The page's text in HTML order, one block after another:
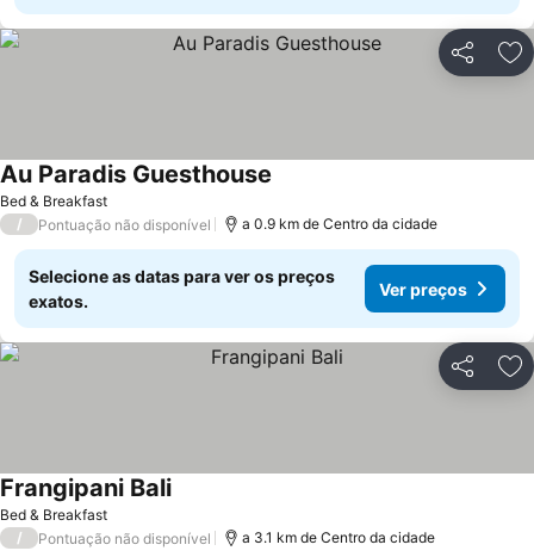
Partilhar
Bed & Breakfast
Au Paradis Guesthouse
/ Pontuação não disponível a 0.9 km de Centro da cidade
Selecione as datas para ver os preços
exatos.
Ver preços
Partilhar
Bed & Breakfast
Frangipani Bali
/ Pontuação não disponível a 3.1 km de Centro da cidade